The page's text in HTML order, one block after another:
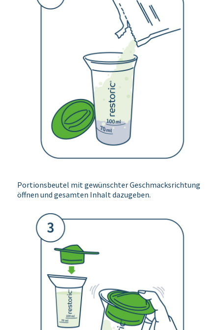
Portionsbeutel mit gewünschter Geschmacksrichtung
öffnen und gesamten Inhalt dazugeben.